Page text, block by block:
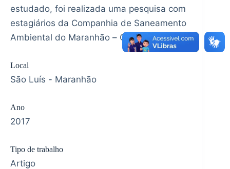
estudado, foi realizada uma pesquisa com
estagiários da Companhia de Saneamento
Ambiental do Maranhão – CAEMA.
Local
São Luís - Maranhão
Ano
2017
Tipo de trabalho
Artigo